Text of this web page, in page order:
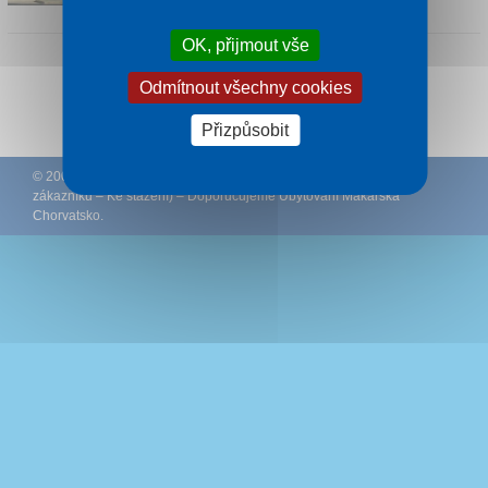
Sledujte CK Rywal na Facebooku
© 2002 – 2026 CK Rywal – (
zákazníků–Ke stažení) – DoporučujemeUbytování Makarská
Chorvatsko.
OK, přijmout vše
Odmítnout všechny cookies
Přizpůsobit